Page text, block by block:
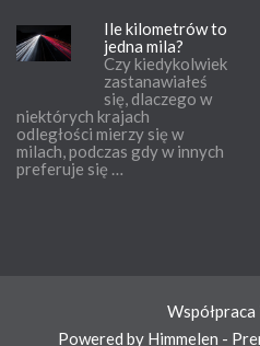
Ile kilometrów to
jedna mila?
Czy kiedykolwiek
zastanawiałeś
się, dlaczego w
niektórych krajach
odległości mierzy się w
milach, podczas gdy w innych
preferuje się …
Powered by Himmelen -